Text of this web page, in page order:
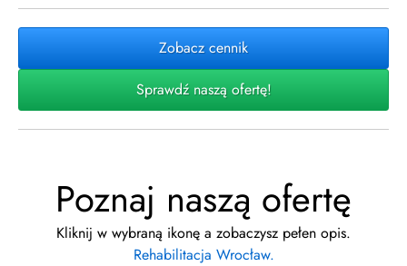
Zobacz cennik
Sprawdź naszą ofertę!
Poznaj naszą ofertę
Kliknij w wybraną ikonę a zobaczysz pełen opis.
Rehabilitacja Wrocław.